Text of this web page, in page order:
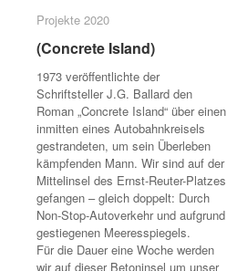
Projekte 2020
(Concrete Island)
1973 veröffentlichte der
Schriftsteller J.G. Ballard den
Roman „Concrete Island“ über einen
inmitten eines Autobahnkreisels
gestrandeten, um sein Überleben
kämpfenden Mann. Wir sind auf der
Mittelinsel des Ernst-Reuter-Platzes
gefangen – gleich doppelt: Durch
Non-Stop-Autoverkehr und aufgrund
gestiegenen Meeresspiegels.
Für die Dauer eine Woche werden
wir auf dieser Betoninsel um unser
Projekte 2020
(Concrete Island)